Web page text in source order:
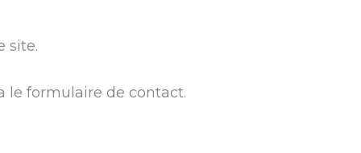
site.
le formulaire de contact.